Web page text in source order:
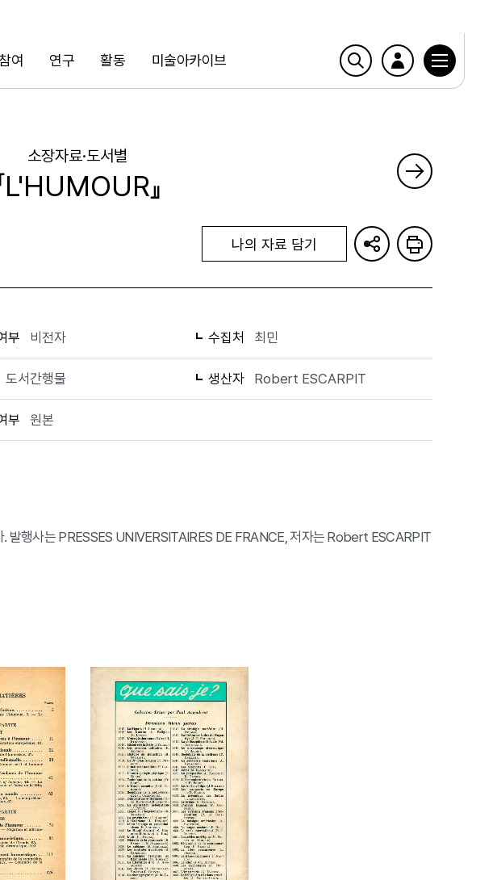
여 연구 활동 미술아카이브
소장자료·도서별
L'HUMOUR』
나의 자료 담기
부 비전자 수집처 최민
도서간행물 생산자 Robert ESCARPIT
부 원본
. 발행사는 PRESSES UNIVERSITAIRES DE FRANCE, 저자는 Robert ESCARPIT